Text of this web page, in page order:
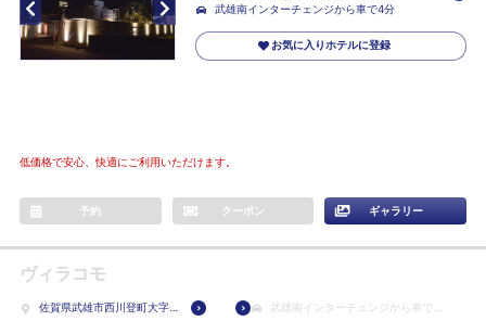
武雄南インターチェンジから車で4分
お気に入りホテルに登録
低価格で安心、快適にご利用いただけます。
予約 クーポン ギャラリー
ヴィラコモ
佐賀県武雄市西川登町大字
武雄南インターチェンジから車で3